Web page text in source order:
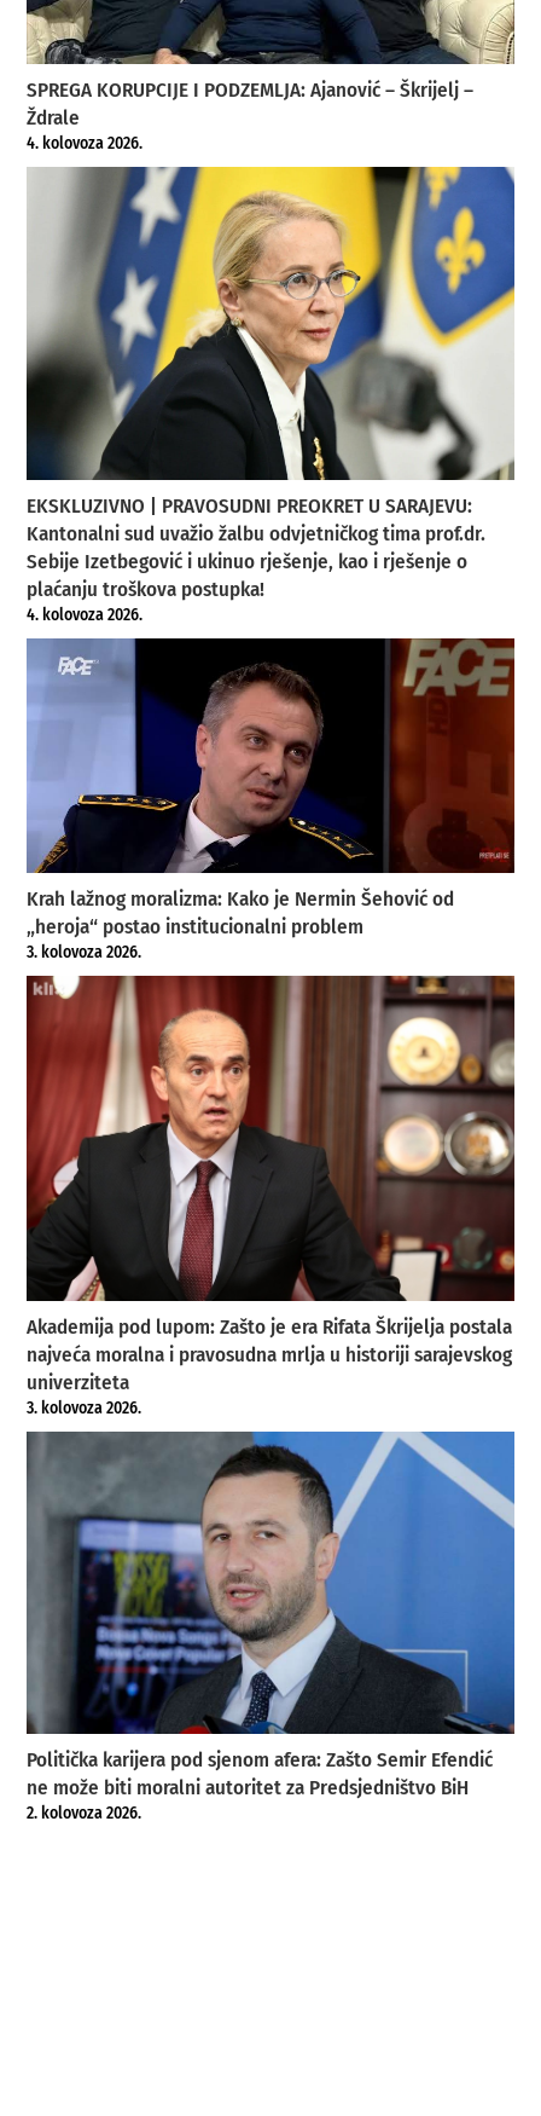
SPREGA KORUPCIJE I PODZEMLJA: Ajanović – Škrijelj –
Ždrale
4. kolovoza 2026.
EKSKLUZIVNO | PRAVOSUDNI PREOKRET U SARAJEVU:
Kantonalni sud uvažio žalbu odvjetničkog tima prof.dr.
Sebije Izetbegović i ukinuo rješenje, kao i rješenje o
plaćanju troškova postupka!
4. kolovoza 2026.
Krah lažnog moralizma: Kako je Nermin Šehović od
„heroja“ postao institucionalni problem
3. kolovoza 2026.
Akademija pod lupom: Zašto je era Rifata Škrijelja postala
najveća moralna i pravosudna mrlja u historiji sarajevskog
univerziteta
3. kolovoza 2026.
Politička karijera pod sjenom afera: Zašto Semir Efendić
ne može biti moralni autoritet za Predsjedništvo BiH
2. kolovoza 2026.